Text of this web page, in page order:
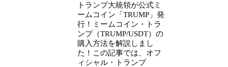
トランプ大統領が公式ミ
ームコイン「TRUMP」発
行！ミームコイン・トラ
ンプ（TRUMP/USDT）の
購入方法を解説しまし
た！この記事では、オフ
ィシャル・トランプ